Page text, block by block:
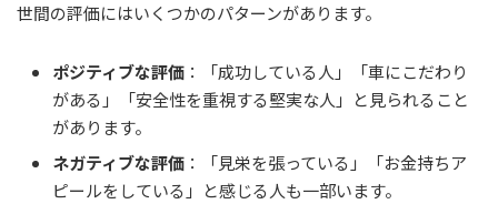
世間の評価にはいくつかのパターンがあります。
ポジティブな評価 ：「成功している人」「車にこだわり
がある」「安全性を重視する堅実な人」と見られること
があります。
ネガティブな評価 ：「見栄を張っている」「お金持ちア
ピールをしている」と感じる人も一部います。